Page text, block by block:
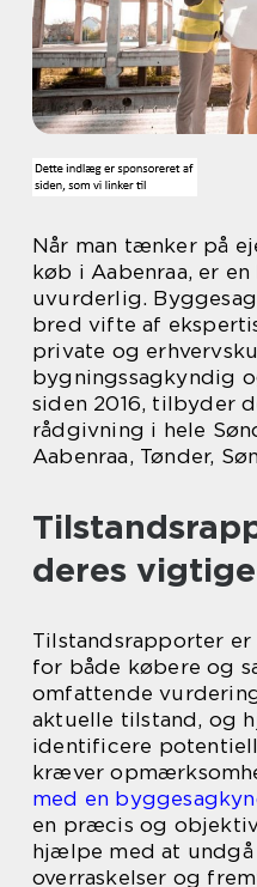
Når man tænker på
køb i Aabenraa, er
uvurderlig.
bred vifte af
private og
bygningssagkyndig
siden 2016, tilbyder
rådgivning i hele
Aabenraa, Tønder,
deres
Tilstandsrapporter
for både købere og
omfattende
aktuelle tilstand, og
identificere
kræver
med en
en præcis og
hjælpe med at
overraskelser og